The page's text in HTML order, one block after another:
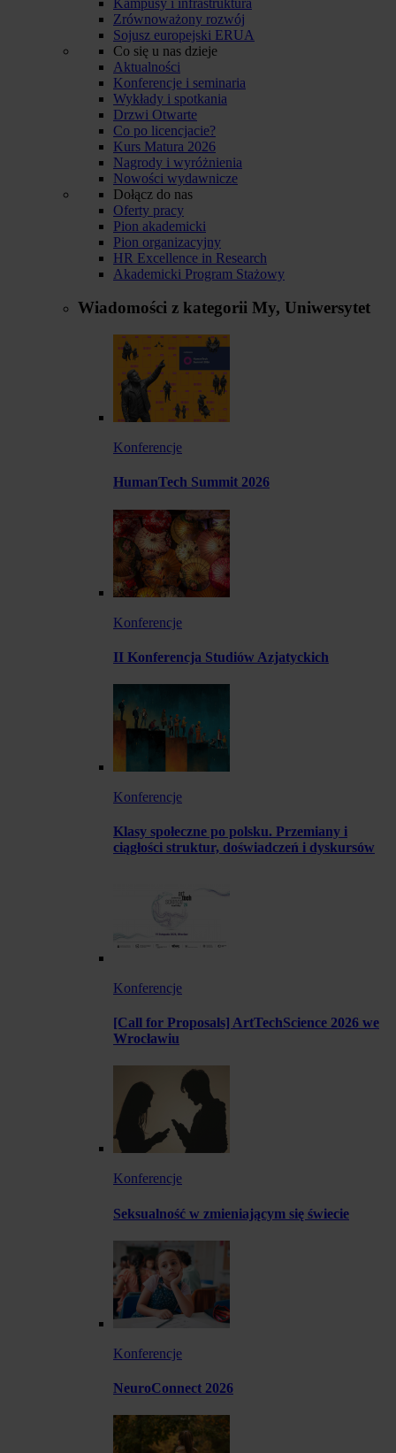
Zrównoważony rozwój
Sojusz europejski ERUA
Co się u nas dzieje
Aktualności
Konferencje i seminaria
Wykłady i spotkania
Drzwi Otwarte
Co po licencjacie?
Kurs Matura 2026
Nagrody i wyróżnienia
Nowości wydawnicze
Dołącz do nas
Oferty pracy
Pion akademicki
Pion organizacyjny
HR Excellence in Research
Akademicki Program Stażowy
Wiadomości z kategorii My, Uniwersytet
Konferencje
HumanTech Summit 2026
Konferencje
II Konferencja Studiów Azjatyckich
Konferencje
Klasy społeczne po polsku. Przemiany i
ciągłości struktur, doświadczeń i dyskursów
Konferencje
[Call for Proposals] ArtTechScience 2026 we
Wrocławiu
Konferencje
Seksualność w zmieniającym się świecie
Konferencje
NeuroConnect 2026